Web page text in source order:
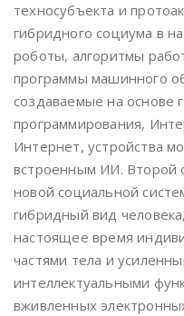
техносубъекта и
гибридного социума в
роботы, алгоритмы
программы машинного
создаваемые на основе
программирования,
Интернет, устройства
встроенным ИИ. Второй
новой социальной
гибридный вид
настоящее время
частями тела и
интеллектуальными
вживленных